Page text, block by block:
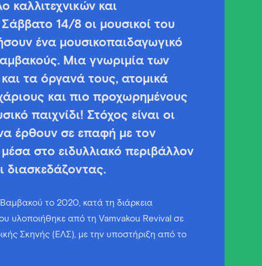
καλλιτεχνικών και
14/8 οι μουσικοί του
ένα μουσικοπαιδαγωγικό
Μια γνωριμία των
τα όργανά τους, ατομικά
και πιο προχωρημένους
παιχνίδι! Στόχος είναι οι
έρθουν σε επαφή με τον
στο ειδυλλιακό περιβάλλον
διασκεδάζοντας.
το 2020, κατά τη διάρκεια
υλοποιήθηκε από τη Vamvakou Revival σε
Σκηνής (ΕΛΣ), με την υποστήριξη από το